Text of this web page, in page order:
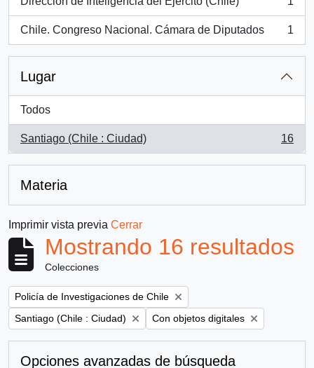
, 1 resultados
Chile. Congreso Nacional. Cámara de Diputados
, 1 resultados
1
Lugar
Todos
Santiago (Chile : Ciudad)
, 16 resultados
16
Materia
Imprimir vista previa Cerrar
Mostrando 16 resultados
Colecciones
Remove filter:
Policía de Investigaciones de Chile
Remove filter:
Santiago (Chile : Ciudad) Remove filter:
Con objetos digitales
Opciones avanzadas de búsqueda